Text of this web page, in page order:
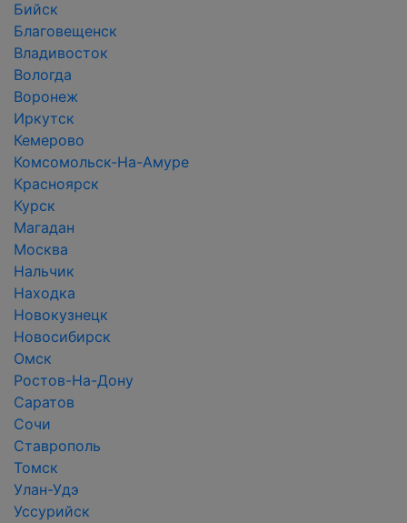
Бийск
Благовещенск
Владивосток
Вологда
Воронеж
Иркутск
Кемерово
Комсомольск-На-Амуре
Красноярск
Курск
Магадан
Москва
Нальчик
Находка
Новокузнецк
Новосибирск
Омск
Ростов-На-Дону
Саратов
Сочи
Ставрополь
Томск
Улан-Удэ
Уссурийск